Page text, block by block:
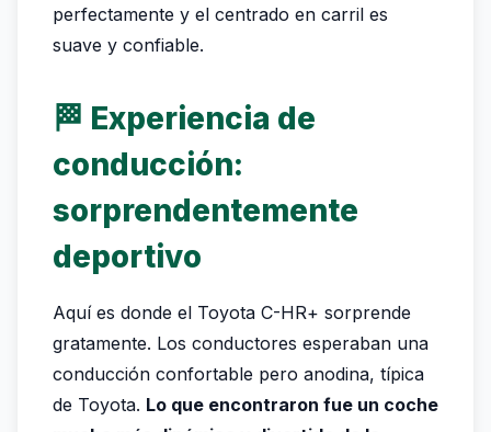
perfectamente y el centrado en carril es
suave y confiable.
🏁 Experiencia de
conducción:
sorprendentemente
deportivo
Aquí es donde el Toyota C-HR+ sorprende
gratamente. Los conductores esperaban una
conducción confortable pero anodina, típica
de Toyota. Lo que encontraron fue un coche